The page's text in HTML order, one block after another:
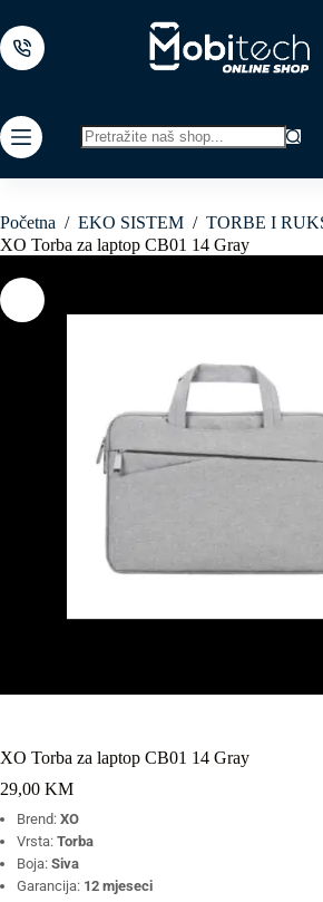
to
content
results
Početna / EKO SISTEM / TORBE I
XO Torba za laptop CB01 14 Gray
XO Torba za laptop CB01 14 Gray
29,00 KM
Brend: XO
Vrsta: Torba
Boja: Siva
Garancija: 12 mjeseci